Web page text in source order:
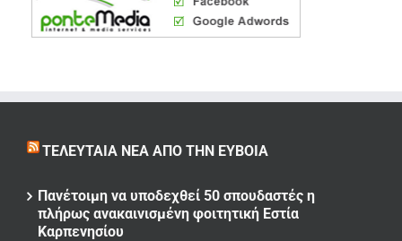
ΤΕΛΕΥΤΑΊΑ ΝΈΑ ΑΠΌ ΤΗΝ ΕΎΒΟΙΑ
Πανέτοιμη να υποδεχθεί 50 σπουδαστές η
πλήρως ανακαινισμένη φοιτητική Εστία
Καρπενησίου